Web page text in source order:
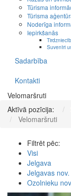
Tūrisma
Tūrisma
Noderīga
Iepirkšanās
Suvenīri
Sadarbība
Kontakti
Velomaršruti
Aktīvā pozīcija:
Velomaršruti
Filtrēt pēc:
Visi
Jelgava
Jelgavas nov.
Ozolnieku